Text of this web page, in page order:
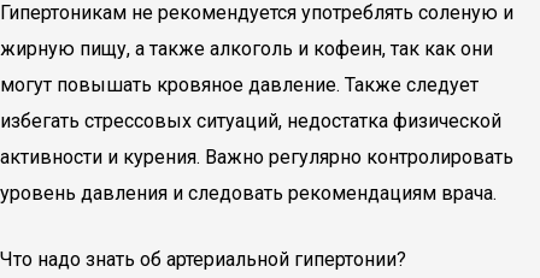
Гипертоникам не рекомендуется употреблять соленую и
жирную пищу, а также алкоголь и кофеин, так как они
могут повышать кровяное давление. Также следует
избегать стрессовых ситуаций, недостатка физической
активности и курения. Важно регулярно контролировать
уровень давления и следовать рекомендациям врача.
Что надо знать об артериальной гипертонии?